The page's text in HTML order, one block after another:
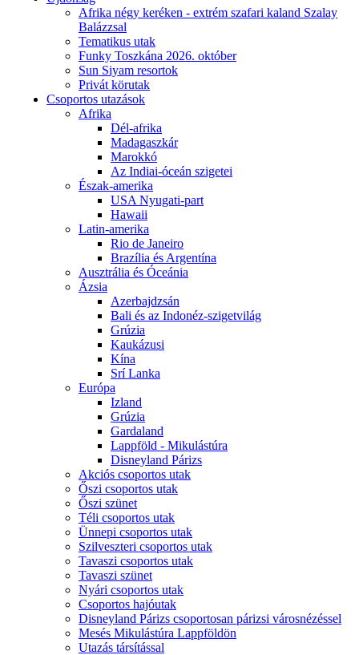
Afrika négy keréken - extrém szafari kaland Szalay
Balázzsal
Tematikus utak
Funky Toszkána 2026. október
Sun Siyam resortok
Privát körutak
Csoportos utazások
Afrika
Dél-afrika
Madagaszkár
Marokkó
Az Indiai-óceán szigetei
Észak-amerika
USA Nyugati-part
Hawaii
Latin-amerika
Rio de Janeiro
Brazília és Argentína
Ausztrália és Óceánia
Ázsia
Azerbajdzsán
Bali és az Indonéz-szigetvilág
Grúzia
Kaukázusi
Kína
Srí Lanka
Európa
Izland
Grúzia
Gardaland
Lappföld - Mikulástúra
Disneyland Párizs
Akciós csoportos utak
Őszi csoportos utak
Őszi szünet
Téli csoportos utak
Ünnepi csoportos utak
Szilveszteri csoportos utak
Tavaszi csoportos utak
Tavaszi szünet
Nyári csoportos utak
Csoportos hajóutak
Disneyland Párizs csoportosan párizsi városnézéssel
Mesés Mikulástúra Lappföldön
Utazás társítással